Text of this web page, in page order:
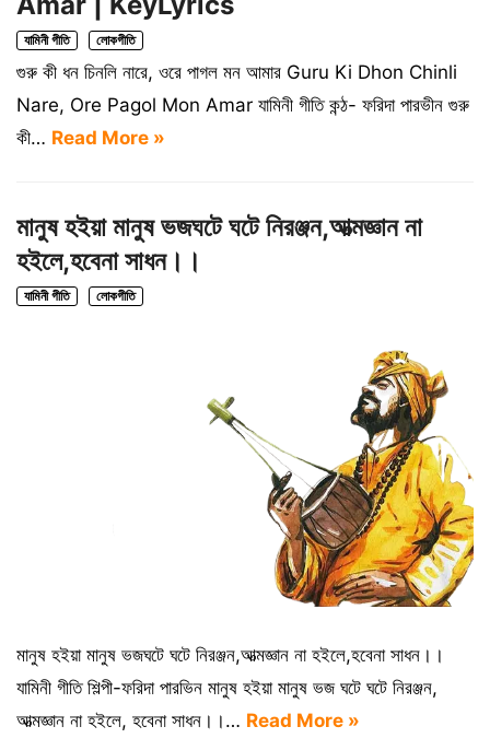
যামিনী গীতি লোকগীতি
গুরু কী ধন চিনলি নারে, ওরে পাগল মন আমার Guru Ki Dhon Chinli
Nare, Ore Pagol Mon Amar যামিনী গীতি কন্ঠ- ফরিদা পারভীন গুরু
কী… Read More »
মানুষ হইয়া মানুষ ভজঘটে ঘটে নিরঞ্জন,আত্মজ্ঞান না
হইলে,হবেনা সাধন।।
যামিনী গীতি লোকগীতি
মানুষ হইয়া মানুষ ভজঘটে ঘটে নিরঞ্জন,আত্মজ্ঞান না হইলে,হবেনা সাধন।।
যামিনী গীতি শিল্পী-ফরিদা পারভিন মানুষ হইয়া মানুষ ভজ ঘটে ঘটে নিরঞ্জন,
আত্মজ্ঞান না হইলে, হবেনা সাধন।।… Read More »